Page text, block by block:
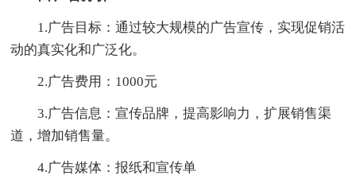
1.广告目标：通过较大规模的广告宣传，实现促销活
动的真实化和广泛化。
2.广告费用：1000元
3.广告信息：宣传品牌，提高影响力，扩展销售渠
道，增加销售量。
4.广告媒体：报纸和宣传单